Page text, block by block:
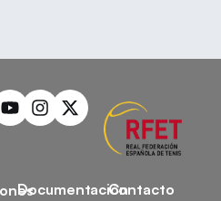
DocumentaciónContacto